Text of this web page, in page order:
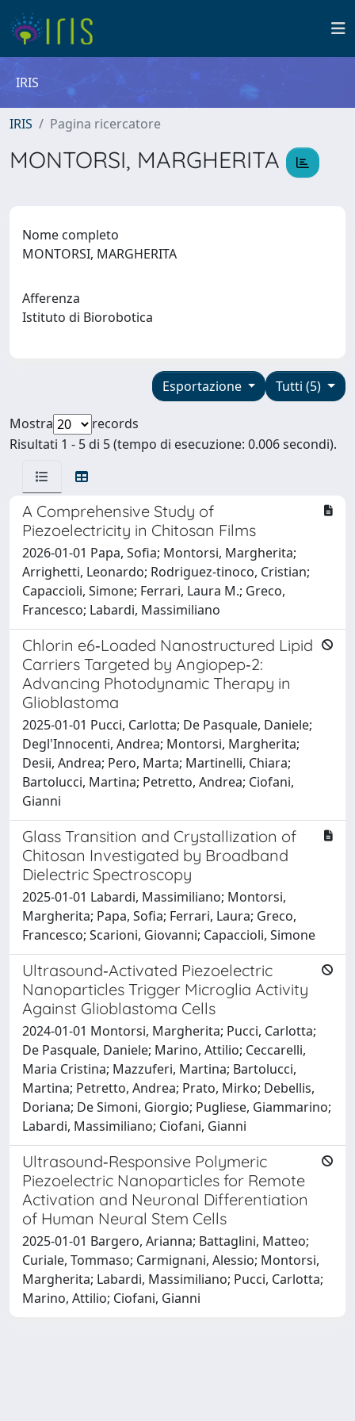
IRIS
IRIS Pagina ricercatore
MONTORSI, MARGHERITA
Nome completo
MONTORSI, MARGHERITA
Afferenza
Istituto di Biorobotica
Tutti (5)
Esportazione
Mostra
records
Risultati 1 - 5 di 5 (tempo di esecuzione: 0.006 secondi).
A Comprehensive Study of
Piezoelectricity in Chitosan Films
2026-01-01 Papa, Sofia; Montorsi, Margherita;
Arrighetti, Leonardo; Rodriguez‐tinoco, Cristian;
Capaccioli, Simone; Ferrari, Laura M.; Greco,
Francesco; Labardi, Massimiliano
Chlorin e6‐Loaded Nanostructured Lipid
Carriers Targeted by Angiopep‐2:
Advancing Photodynamic Therapy in
Glioblastoma
2025-01-01 Pucci, Carlotta; De Pasquale, Daniele;
Degl'Innocenti, Andrea; Montorsi, Margherita;
Desii, Andrea; Pero, Marta; Martinelli, Chiara;
Bartolucci, Martina; Petretto, Andrea; Ciofani,
Gianni
Glass Transition and Crystallization of
Chitosan Investigated by Broadband
Dielectric Spectroscopy
2025-01-01 Labardi, Massimiliano; Montorsi,
Margherita; Papa, Sofia; Ferrari, Laura; Greco,
Francesco; Scarioni, Giovanni; Capaccioli, Simone
Ultrasound‐Activated Piezoelectric
Nanoparticles Trigger Microglia Activity
Against Glioblastoma Cells
2024-01-01 Montorsi, Margherita; Pucci, Carlotta;
De Pasquale, Daniele; Marino, Attilio; Ceccarelli,
Maria Cristina; Mazzuferi, Martina; Bartolucci,
Martina; Petretto, Andrea; Prato, Mirko; Debellis,
Doriana; De Simoni, Giorgio; Pugliese, Giammarino;
Labardi, Massimiliano; Ciofani, Gianni
Ultrasound‐Responsive Polymeric
Piezoelectric Nanoparticles for Remote
Activation and Neuronal Differentiation
of Human Neural Stem Cells
2025-01-01 Bargero, Arianna; Battaglini, Matteo;
Curiale, Tommaso; Carmignani, Alessio; Montorsi,
Margherita; Labardi, Massimiliano; Pucci, Carlotta;
Marino, Attilio; Ciofani, Gianni